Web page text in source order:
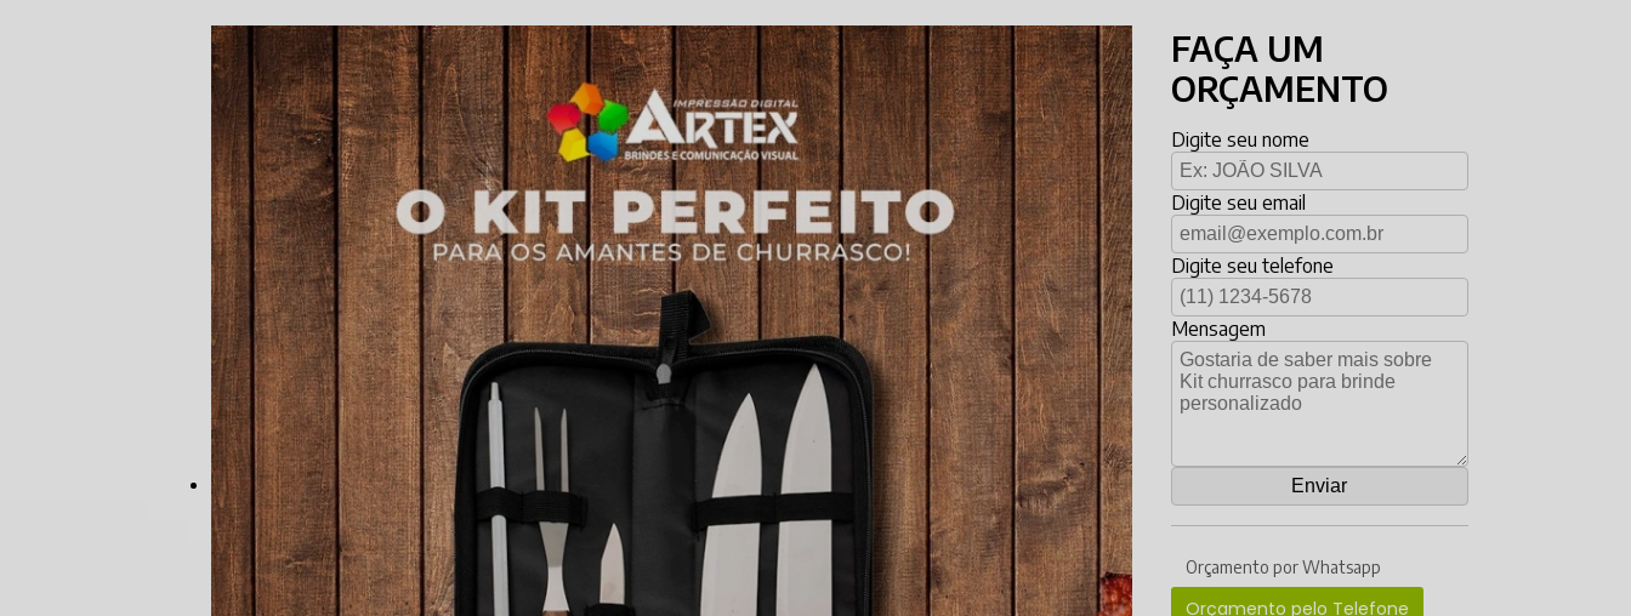
FAÇA UM
ORÇAMENTO
Digite seu nome
Digite seu email
Digite seu telefone
Mensagem
Orçamento por Whatsapp
Orçamento pelo Telefone